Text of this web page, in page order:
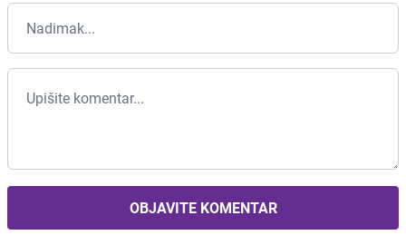
OBJAVITE KOMENTAR